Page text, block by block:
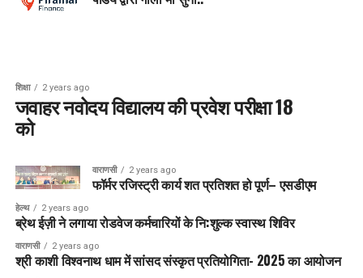
शिक्षा 2 years ago
जवाहर नवोदय विद्यालय की प्रवेश परीक्षा 18
को
वाराणसी 2 years ago
फॉर्मर रजिस्ट्री कार्य शत प्रतिशत हो पूर्ण– एसडीएम
हेल्थ 2 years ago
ब्रेथ ईज़ी ने लगाया रोडवेज कर्मचारियों के नि:शुल्क स्वास्थ शिविर
वाराणसी 2 years ago
श्री काशी विश्वनाथ धाम में सांसद संस्कृत प्रतियोगिता- 2025 का आयोजन